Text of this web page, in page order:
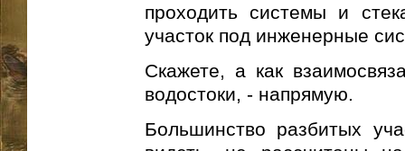
проходить системы и
участок под инженерные
Скажете, а как
водостоки, - напрямую.
Большинство разбитых